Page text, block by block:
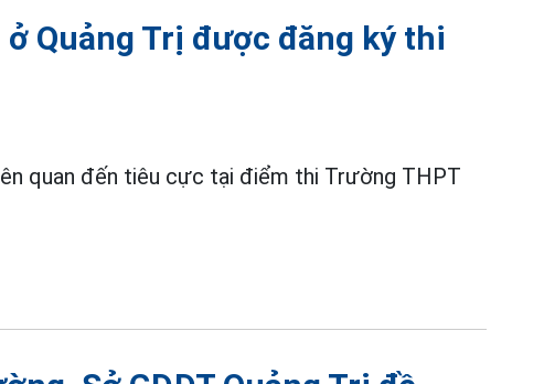
Quảng Trị được đăng ký thi
quan đến tiêu cực tại điểm thi Trường THPT